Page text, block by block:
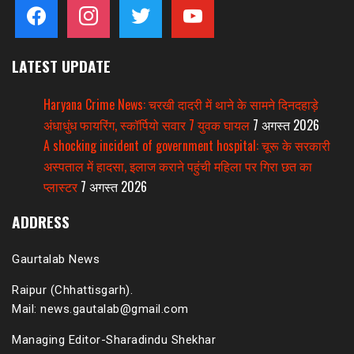
facebook instagram twitter
LATEST UPDATE
Haryana Crime News: चरखी दादरी में थाने के सामने दिनदहाड़े
अंधाधुंध फायरिंग, स्कॉर्पियो सवार 7 युवक घायल 7 अगस्त 2026
A shocking incident of government hospital: चूरू के सरकारी
अस्पताल में हादसा, इलाज कराने पहुंची महिला पर गिरा छत का
प्लास्टर 7 अगस्त 2026
ADDRESS
Gaurtalab News
Raipur (Chhattisgarh).
Mail: news.gautalab@gmail.com
Managing Editor-Sharadindu Shekhar